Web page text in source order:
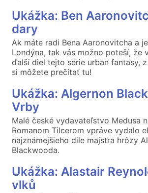
Ukážka: Ben
dary
Ak máte radi Bena Aaronovitcha a
Londýna, tak vás možno poteší, že
ďalší diel tejto série urban fantasy,
si môžete prečítať tu!
Ukážka: Algernon
Vrby
Malé české vydavateľstvo Medusa
Romanom Tilcerom vpráve vydalo
najznámejšieho dile majstra hrôzy
Blackwooda.
Ukážka: Alastair
vlků